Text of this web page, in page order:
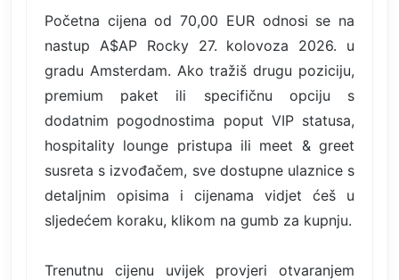
Početna cijena od 70,00 EUR odnosi se na
nastup A$AP Rocky 27. kolovoza 2026. u
gradu Amsterdam. Ako tražiš drugu poziciju,
premium paket ili specifičnu opciju s
dodatnim pogodnostima poput VIP statusa,
hospitality lounge pristupa ili meet & greet
susreta s izvođačem, sve dostupne ulaznice s
detaljnim opisima i cijenama vidjet ćeš u
sljedećem koraku, klikom na gumb za kupnju.
Trenutnu cijenu uvijek provjeri otvaranjem